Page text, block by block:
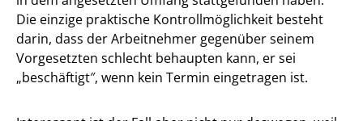
Die einzige praktische Kontrollmöglichkeit besteht
darin, dass der Arbeitnehmer gegenüber seinem
Vorgesetzten schlecht behaupten kann, er sei
„beschäftigt″, wenn kein Termin eingetragen ist.